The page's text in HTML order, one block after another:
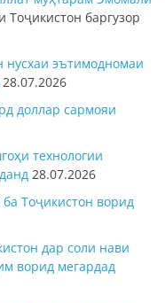
Тоҷикистон баргузор
нусхаи эътимодномаи
28.07.2026
доллар сармояи
технологии
28.07.2026
Тоҷикистон ворид
дар соли нави
ворид мегардад